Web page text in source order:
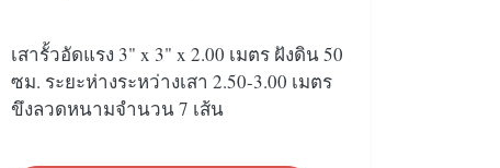
เสารั้วอัดแรง 3" x 3" x 2.00 เมตร ฝังดิน 50
ซม. ระยะห่างระหว่างเสา 2.50-3.00 เมตร
ขึงลวดหนามจำนวน 7 เส้น